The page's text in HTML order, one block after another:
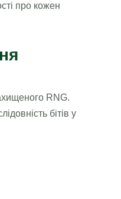
про кожен
RNG.
бітів у